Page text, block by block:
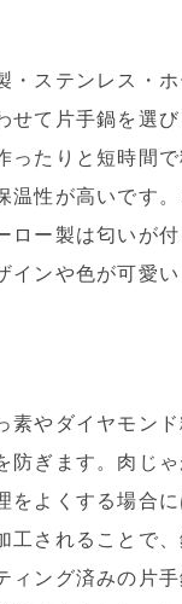
・ステンレス・
せて片手鍋を選
ったりと短時間
温性が高いです
ロー製は匂いが
インや色が可愛
素やダイヤモン
防ぎます。肉じ
をよくする場合
工されることで
ィング済みの片